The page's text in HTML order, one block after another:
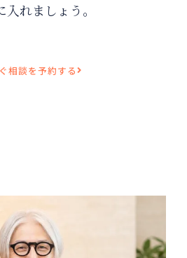
れましょう。
相談を予約する